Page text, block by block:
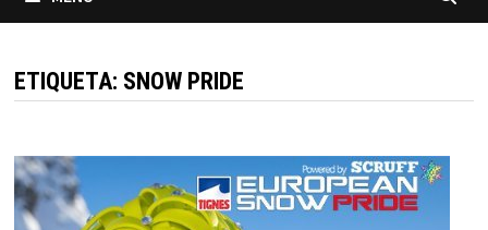
ETIQUETA: SNOW PRIDE